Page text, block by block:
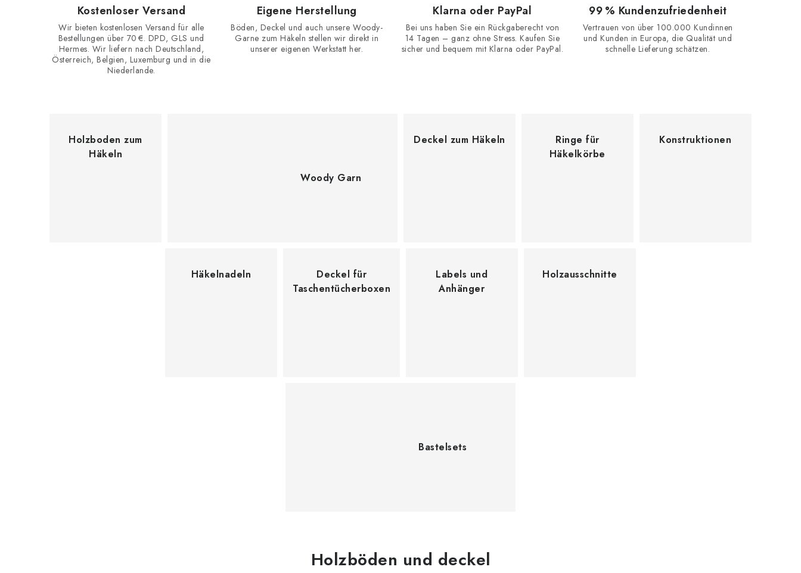
W
o
o
Kostenloser Versand
Wir bieten kostenlosen Versand für alle
Bestellungen über 70 €. DPD, GLS und
Hermes. Wir liefern nach Deutschland,
Österreich, Belgien, Luxemburg und in die
Niederlande.
Eigene Herstellung
Böden, Deckel und auch unsere Woody-
Garne zum Häkeln stellen wir direkt in
unserer eigenen Werkstatt her.
Klarna oder PayPal
Bei uns haben Sie ein Rückgaberecht von
14 Tagen – ganz ohne Stress. Kaufen Sie
sicher und bequem mit Klarna oder PayPal.
99 % Kundenzufriedenheit
Vertrauen von über 100.000 Kundinnen
und Kunden in Europa, die Qualität und
schnelle Lieferung schätzen.
Holzboden zum
Häkeln
Woody Garn
Deckel zum Häkeln
Ringe für
Häkelkörbe
Konstruktionen
Häkelnadeln
Deckel für
Taschentücherboxen
Labels und
Anhänger
Holzausschnitte
Bastelsets
Holzböden und deckel